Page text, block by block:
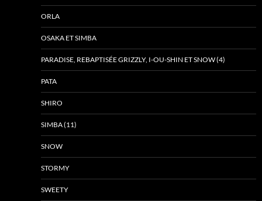
ORLA
OSAKA ET SIMBA
PARADISE, REBAPTISÉE GRIZZLY, I-OU-SHIN ET SNOW (4)
PATA
SHIRO
SIMBA (11)
SNOW
STORMY
SWEETY